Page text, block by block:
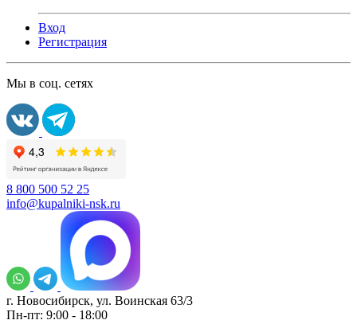
Вход
Регистрация
Мы в соц. сетях
8 800 500 52 25
info@kupalniki-nsk.ru
г. Новосибирск, ул. Воинская 63/3
Пн-пт: 9:00 - 18:00